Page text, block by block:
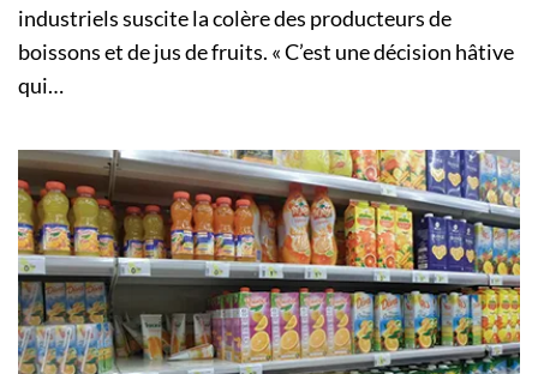
industriels suscite la colère des producteurs de
boissons et de jus de fruits. « C’est une décision hâtive
qui…